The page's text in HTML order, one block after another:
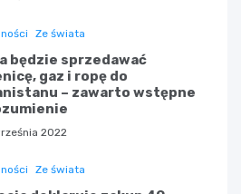
Ze świata
będzie sprzedawać
gaz i ropę do
– zawarto wstępne
2022
Ze świata